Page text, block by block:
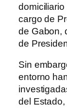
cargo de
de Gabon,
de
Sin
entorno
del